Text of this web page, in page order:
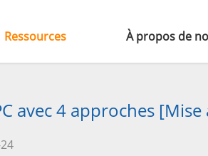
Ressources À propos de
avec 4 approches